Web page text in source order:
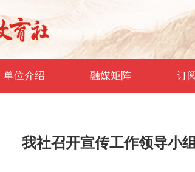
单位介绍 融媒矩阵 订
我社召开宣传工作领导小